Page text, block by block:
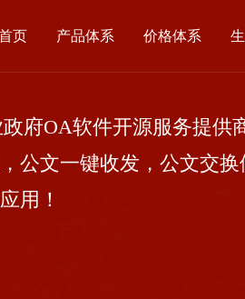
页 产品体系 价格体系
OA软件开源服务提供商
公文一键收发，公文交
用！